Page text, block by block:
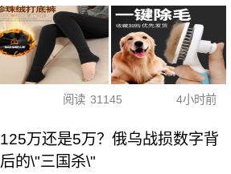
阅读 31145 4小时前
125万还是5万？俄乌战损数字背
后的\"三国杀\"